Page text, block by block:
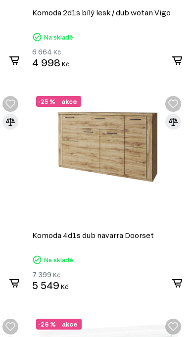
Komoda 2d1s bílý lesk / dub wotan Vigo
Na skladě
6 664 Kč
4 998 Kč
akce
-25 %
Komoda 4d1s dub navarra Doorset
Na skladě
7 399 Kč
5 549 Kč
akce
-26 %